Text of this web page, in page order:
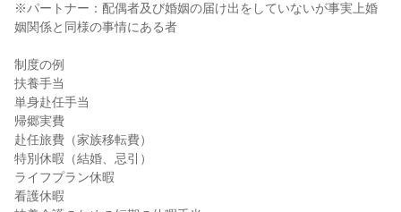
※パートナー：配偶者及び婚姻の届け出をしていないが事実上婚
姻関係と同様の事情にある者
制度の例
扶養手当
単身赴任手当
帰郷実費
赴任旅費（家族移転費）
特別休暇（結婚、忌引）
ライフプラン休暇
看護休暇